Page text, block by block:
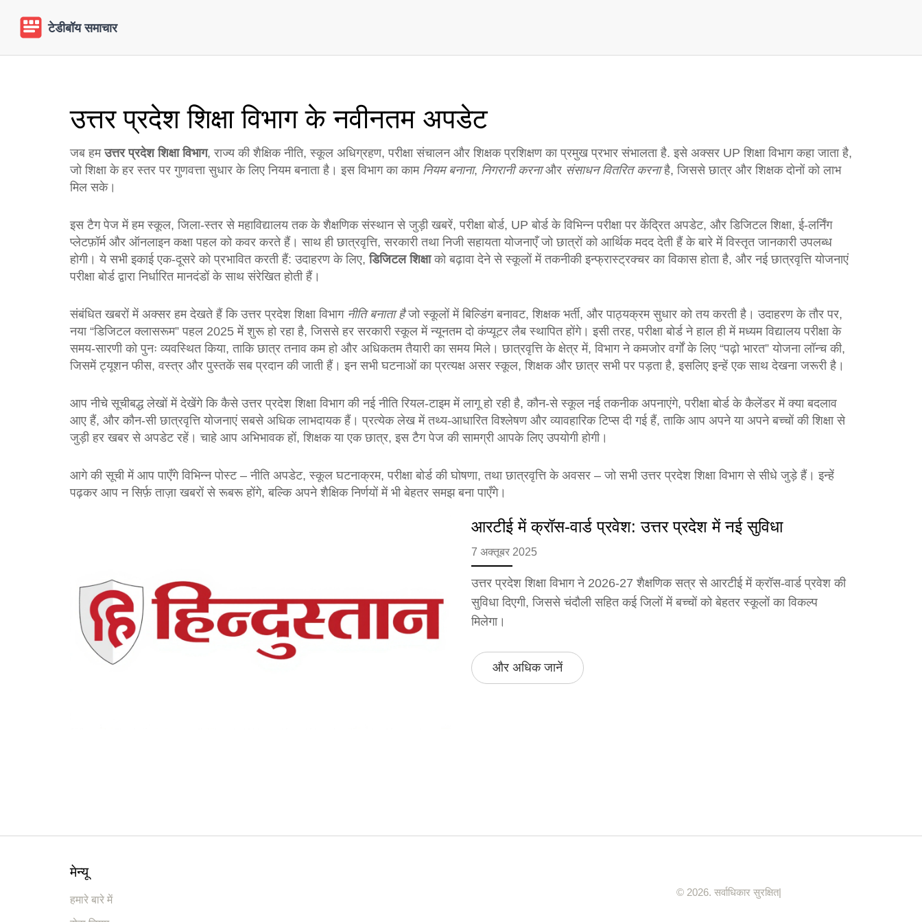
उत्तर प्रदेश शिक्षा विभाग के नवीनतम अपडेट
जब हमउत्तर प्रदेश शिक्षा विभाग,राज्य की शैक्षिक नीति, स्कूल अधिग्रहण, परीक्षा संचालन और शिक्षक प्रशिक्षण का प्रमुख प्रभार संभालता है. इसे अक्सर UP शिक्षा विभागकहा जाता है,
जो शिक्षा के हर स्तर पर गुणवत्ता सुधार के लिए नियम बनाता है। इस विभाग का काम नियम बनाना, निगरानी करनाऔर संसाधन वितरित करनाहै, जिससे छात्र और शिक्षक दोनों को लाभ
मिल सके।
इस टैग पेज में हमस्कूल,जिला‑स्तर से महाविद्यालय तक के शैक्षणिक संस्थानसे जुड़ी खबरें,परीक्षा बोर्ड, UP बोर्ड के विभिन्न परीक्षा पर केंद्रित अपडेट, औरडिजिटल शिक्षा,ई‑लर्निंग
प्लेटफ़ॉर्म और ऑनलाइन कक्षा पहल को कवर करते हैं। साथ हीछात्रवृत्ति,सरकारी तथा निजी सहायता योजनाएँ जो छात्रों को आर्थिक मदद देती हैं के बारे में विस्तृत जानकारी उपलब्ध
होगी। ये सभी इकाई एक‑दूसरे को प्रभावित करती हैं: उदाहरण के लिए,डिजिटल शिक्षाको बढ़ावा देने से स्कूलों में तकनीकी इन्फ्रास्ट्रक्चर का विकास होता है, और नई छात्रवृत्ति योजनाएं
परीक्षा बोर्ड द्वारा निर्धारित मानदंडों के साथ संरेखित होती हैं।
संबंधित खबरों में अक्सर हम देखते हैं कि उत्तर प्रदेश शिक्षा विभाग नीति बनाता हैजो स्कूलों में बिल्डिंग बनावट, शिक्षक भर्ती, और पाठ्यक्रम सुधार को तय करती है। उदाहरण के तौर पर,
नया “डिजिटल क्लासरूम” पहल 2025 में शुरू हो रहा है, जिससे हर सरकारी स्कूल में न्यूनतम दो कंप्यूटर लैब स्थापित होंगे। इसी तरह, परीक्षा बोर्ड ने हाल ही में मध्यम विद्यालय परीक्षा के
समय‑सारणी को पुनः व्यवस्थित किया, ताकि छात्र तनाव कम हो और अधिकतम तैयारी का समय मिले। छात्रवृत्ति के क्षेत्र में, विभाग ने कमजोर वर्गों के लिए “पढ़ो भारत” योजना लॉन्च की,
जिसमें ट्यूशन फीस, वस्त्र और पुस्तकें सब प्रदान की जाती हैं। इन सभी घटनाओं का प्रत्यक्ष असर स्कूल, शिक्षक और छात्र सभी पर पड़ता है, इसलिए इन्हें एक साथ देखना जरूरी है।
आप नीचे सूचीबद्ध लेखों में देखेंगे कि कैसे उत्तर प्रदेश शिक्षा विभाग की नई नीति रियल-टाइम में लागू हो रही है, कौन‑से स्कूल नई तकनीक अपनाएंगे, परीक्षा बोर्ड के कैलेंडर में क्या बदलाव
आए हैं, और कौन‑सी छात्रवृत्ति योजनाएं सबसे अधिक लाभदायक हैं। प्रत्येक लेख में तथ्य‑आधारित विश्लेषण और व्यावहारिक टिप्स दी गई हैं, ताकि आप अपने या अपने बच्चों की शिक्षा से
जुड़ी हर खबर से अपडेट रहें। चाहे आप अभिभावक हों, शिक्षक या एक छात्र, इस टैग पेज की सामग्री आपके लिए उपयोगी होगी।
आगे की सूची में आप पाएँगे विभिन्न पोस्ट – नीति अपडेट, स्कूल घटनाक्रम, परीक्षा बोर्ड की घोषणा, तथा छात्रवृत्ति के अवसर – जो सभी उत्तर प्रदेश शिक्षा विभाग से सीधे जुड़े हैं। इन्हें
पढ़कर आप न सिर्फ़ ताज़ा खबरों से रूबरू होंगे, बल्कि अपने शैक्षिक निर्णयों में भी बेहतर समझ बना पाएँगे।
आरटीई में क्रॉस‑वार्ड प्रवेश: उत्तर प्रदेश में नई सुविधा
7 अक्तूबर 2025
उत्तर प्रदेश शिक्षा विभाग ने 2026‑27 शैक्षणिक सत्र से आरटीई में क्रॉस‑वार्ड प्रवेश की
सुविधा दिएगी, जिससे चंदौली सहित कई जिलों में बच्चों को बेहतर स्कूलों का विकल्प
मिलेगा।
और अधिक जानें
मेन्यू
हमारे बारे में
© 2026. सर्वाधिकार सुरक्षित|